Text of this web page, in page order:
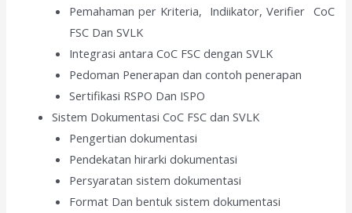
Pemahaman per Kriteria, Indiikator, Verifier CoC
FSC Dan SVLK
Integrasi antara CoC FSC dengan SVLK
Pedoman Penerapan dan contoh penerapan
Sertifikasi RSPO Dan ISPO
Sistem Dokumentasi CoC FSC dan SVLK
Pengertian dokumentasi
Pendekatan hirarki dokumentasi
Persyaratan sistem dokumentasi
Format Dan bentuk sistem dokumentasi